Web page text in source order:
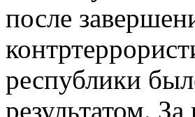
после
республики
результатом.